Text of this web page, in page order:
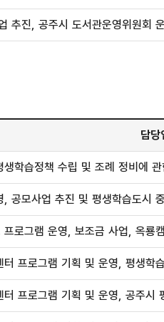
추진, 공주시 도서관운영위원회
담당
학습정책 수립 및 조례 정비에
공모사업 추진 및 평생학습도시
로그램 운영, 보조금 사업, 옥룡
프로그램 기획 및 운영, 평생학
터 프로그램 기획 및 운영, 공주시